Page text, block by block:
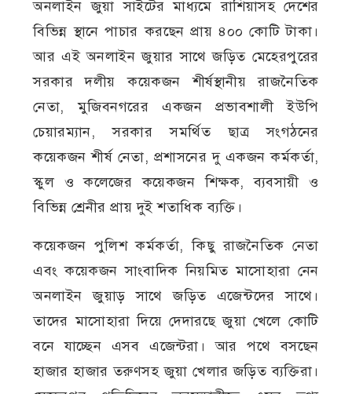
অনলাইন জুয়া সাইটের মাধ্যমে রাশিয়াসহ দেশের
বিভিন্ন স্থানে পাচার করছেন প্রায় ৪০০ কোটি টাকা।
আর এই অনলাইন জুয়ার সাথে জড়িত মেহেরপুরের
সরকার দলীয় কয়েকজন শীর্ষস্থানীয় রাজনৈতিক
নেতা, মুজিবনগরের একজন প্রভাবশালী ইউপি
চেয়ারম্যান, সরকার সমর্থিত ছাত্র সংগঠনের
কয়েকজন শীর্ষ নেতা, প্রশাসনের দু একজন কর্মকর্তা,
স্কুল ও কলেজের কয়েকজন শিক্ষক, ব্যবসায়ী ও
বিভিন্ন শ্রেনীর প্রায় দুই শতাধিক ব্যক্তি।
কয়েকজন পুলিশ কর্মকর্তা, কিছু রাজনৈতিক নেতা
এবং কয়েকজন সাংবাদিক নিয়মিত মাসোহারা নেন
অনলাইন জুয়াড় সাথে জড়িত এজেন্টদের সাথে।
তাদের মাসোহারা দিয়ে দেদারছে জুয়া খেলে কোটি
বনে যাচ্ছেন এসব এজেন্টরা। আর পথে বসছেন
হাজার হাজার তরুণসহ জুয়া খেলার জড়িত ব্যক্তিরা।